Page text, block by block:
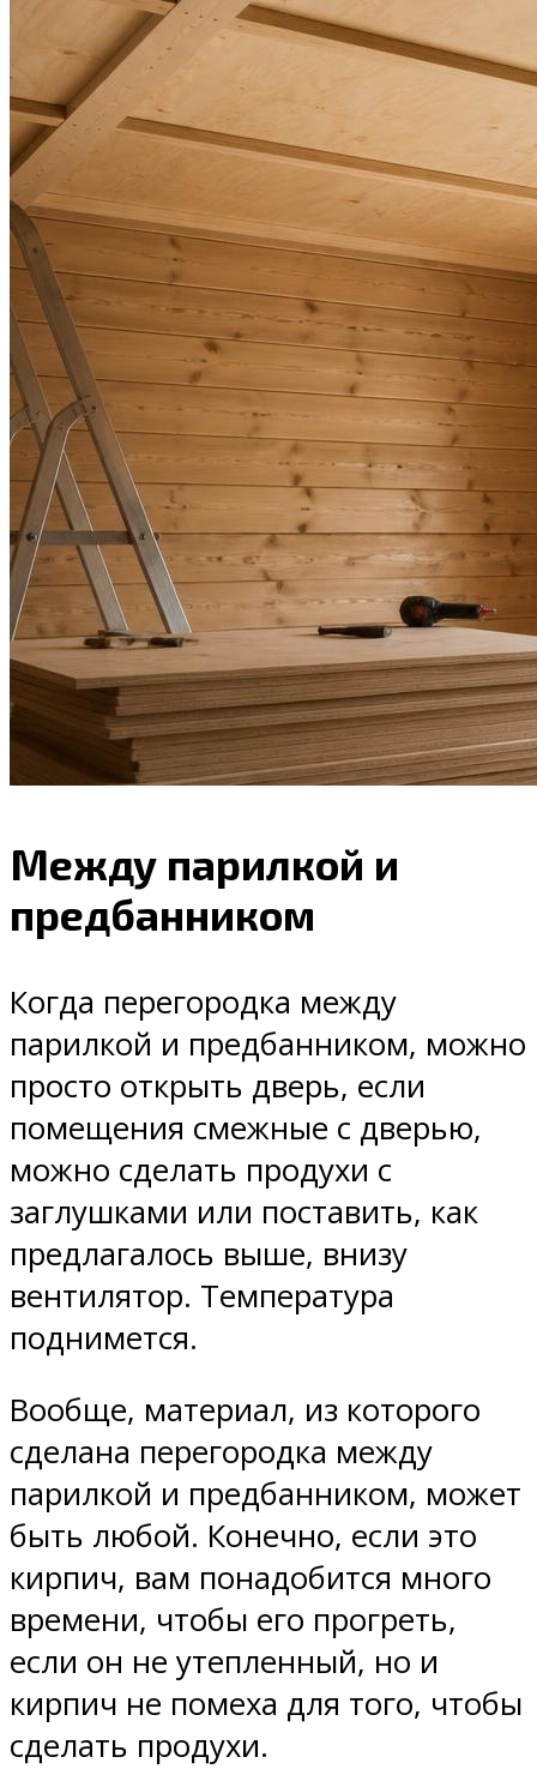
Между парилкой и
предбанником
Когда перегородка между
парилкой и предбанником, можно
просто открыть дверь, если
помещения смежные с дверью,
можно сделать продухи с
заглушками или поставить, как
предлагалось выше, внизу
вентилятор. Температура
поднимется.
Вообще, материал, из которого
сделана перегородка между
парилкой и предбанником, может
быть любой. Конечно, если это
кирпич, вам понадобится много
времени, чтобы его прогреть,
если он не утепленный, но и
кирпич не помеха для того, чтобы
сделать продухи.